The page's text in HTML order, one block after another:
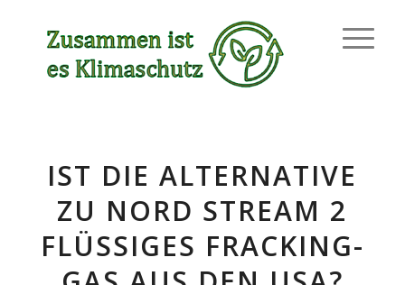
IST DIE ALTERNATIVE
ZU NORD STREAM 2
FLÜSSIGES FRACKING-